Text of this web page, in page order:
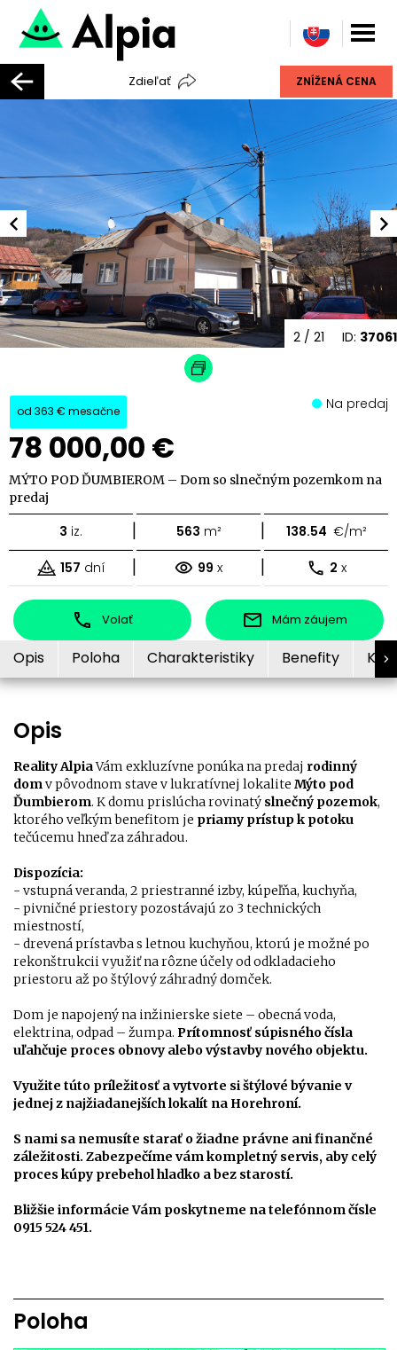
Zdieľať ZNÍŽENÁ CENA
ID: 37061
2 / 21
od 363 € mesačne
78 000,00 €
Na predaj
MÝTO POD ĎUMBIEROM – Dom so slnečným pozemkom na
predaj
3 iz. | 563 m² | 138.54 €/m²
157 dní | 99 x | 2 x
Volať Mám záujem
Opis Poloha Charakteristiky Benefity
Opis
Reality AlpiaVám exkluzívne ponúka na predaj rodinný
domv pôvodnom stave v lukratívnej lokalite Mýto pod
Ďumbierom. K domu prislúcha rovinatý slnečný pozemok,
ktorého veľkým benefitom je priamy prístup k potoku
tečúcemu hneď za záhradou.
Dispozícia:
- vstupná veranda, 2 priestranné izby, kúpeľňa, kuchyňa,
- pivničné priestory pozostávajú zo 3 technických
miestností,
- drevená prístavba s letnou kuchyňou, ktorú je možné po
rekonštrukcii využiť na rôzne účely od odkladacieho
priestoru až po štýlový záhradný domček.
Dom je napojený na inžinierske siete – obecná voda,
elektrina, odpad – žumpa. Prítomnosť súpisného čísla
uľahčuje proces obnovy alebo výstavby nového objektu.
Využite túto príležitosť a vytvorte si štýlové bývanie v
jednej z najžiadanejších lokalít na Horehroní.
S nami sa nemusíte starať o žiadne právne ani finančné
záležitosti. Zabezpečíme vám kompletný servis, aby celý
proces kúpy prebehol hladko a bez starostí.
Bližšie informácie Vám poskytneme na telefónnom čísle
0915 524 451.
Poloha